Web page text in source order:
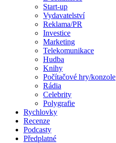
Start-up
Vydavatelství
Reklama/PR
Investice
Marketing
Telekomunikace
Hudba
Knihy
Počítačové hry/konzole
Rádia
Celebrity
Polygrafie
Rychlovky
Recenze
Podcasty
Předplatné